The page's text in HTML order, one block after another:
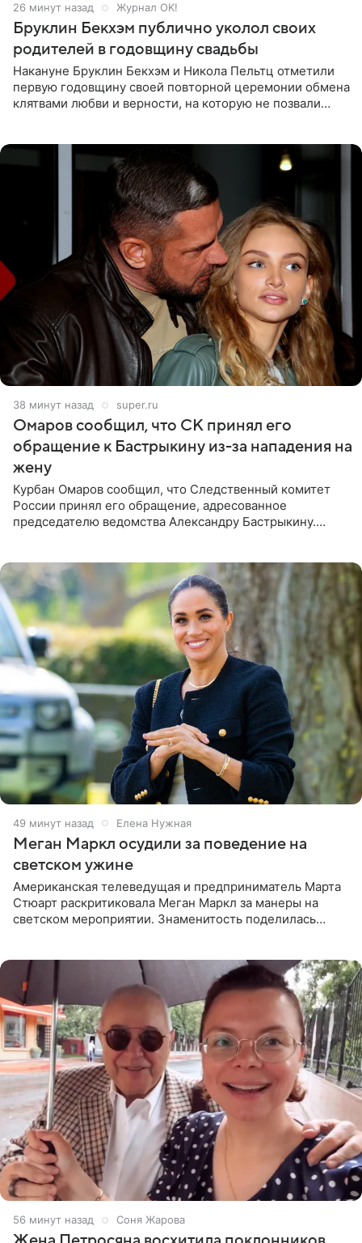
26 минут назад Журнал OK!
Бруклин Бекхэм публично уколол своих
родителей в годовщину свадьбы
Накануне Бруклин Бекхэм и Никола Пельтц отметили
первую годовщину своей повторной церемонии обмена
клятвами любви и верности, на которую не позвали
38 минут назад super.ru
Омаров сообщил, что СК принял его
обращение к Бастрыкину из-за нападения на
жену
Курбан Омаров сообщил, что Следственный комитет
России принял его обращение, адресованное
председателю ведомства Александру Бастрыкину.
49 минут назад Елена Нужная
Меган Маркл осудили за поведение на
светском ужине
Американская телеведущая и предприниматель Марта
Стюарт раскритиковала Меган Маркл за манеры на
светском мероприятии. Знаменитость поделилась
56 минут назад Соня Жарова